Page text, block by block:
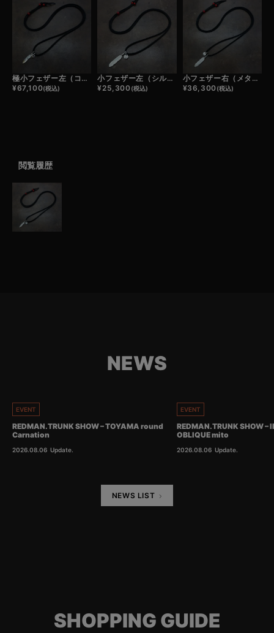
極小フェザー左（コンビ）×極小メタルチャーム（コンビ）×鹿革紐×アンティークビーズ/ネックレスカスタム
¥67,100(税込)
小フェザー左（シルバー）×極小メタルチャーム×鹿革紐×アンティークビーズ/ネックレスカスタム
¥25,300(税込)
小フェザー右（メタル）×極小メタルチャーム×鹿革紐×アンティークビーズ/ネックレスカスタム
¥36,300(税込)
閲覧履歴
NEWS
EVENT
REDMAN.TRUNK SHOW – TOYAMA round
Carnation
2026.08.06 Update.
EVENT
REDMAN.TRUNK SHOW
OBLIQUE mito
2026.08.06 Update.
NEWS LIST
SHOPPING GUIDE